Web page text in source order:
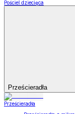
Pościel dziecięca
Prześcieradła
Prześcieradła